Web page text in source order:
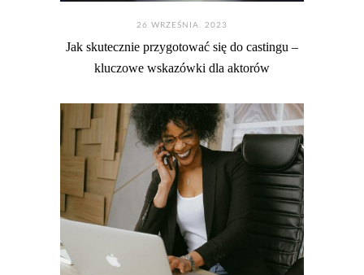
26 WRZEŚNIA. 2023
Jak skutecznie przygotować się do castingu –
kluczowe wskazówki dla aktorów